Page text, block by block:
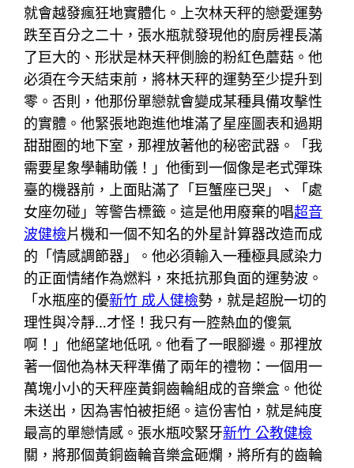
就會越發瘋狂地實體化。上次林天秤的戀愛運勢
跌至百分之二十，張水瓶就發現他的廚房裡長滿
了巨大的、形狀是林天秤側臉的粉紅色蘑菇。他
必須在今天結束前，將林天秤的運勢至少提升到
零。否則，他那份單戀就會變成某種具備攻擊性
的實體。他緊張地跑進他堆滿了星座圖表和過期
甜甜圈的地下室，那裡放著他的秘密武器。「我
需要星象學輔助儀！」他衝到一個像是老式彈珠
臺的機器前，上面貼滿了「巨蟹座已哭」、「處
女座勿碰」等警告標籤。這是他用廢棄的唱超音
波健檢片機和一個不知名的外星計算器改造而成
的「情感調節器」。他必須輸入一種極具感染力
的正面情緒作為燃料，來抵抗那負面的運勢波。
「水瓶座的優新竹 成人健檢勢，就是超脫一切的
理性與冷靜…才怪！我只有一腔熱血的傻氣
啊！」他絕望地低吼。他看了一眼腳邊。那裡放
著一個他為林天秤準備了兩年的禮物：一個用一
萬塊小小的天秤座黃銅齒輪組成的音樂盒。他從
未送出，因為害怕被拒絕。這份害怕，就是純度
最高的單戀情感。張水瓶咬緊牙新竹 公教健檢
關，將那個黃銅齒輪音樂盒砸爛，將所有的齒輪